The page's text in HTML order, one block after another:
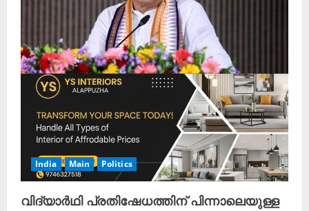
India Main Politics
വിദ്യാർഥി പ്രതിഷേധത്തിന് പിന്നാലെയുള്ള